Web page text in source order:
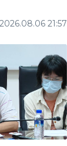
2026.08.06 21:57